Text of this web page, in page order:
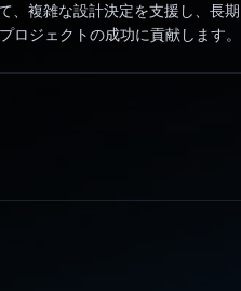
、複雑な設計決定を支援し、長期
ロジェクトの成功に貢献します。